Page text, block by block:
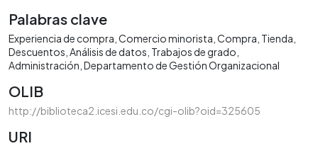
Palabras clave
Experiencia de compra Comercio minorista Compra Tienda
Descuentos Análisis de datos Trabajos de grado
Administración Departamento de Gestión Organizacional
OLIB
http://biblioteca2.icesi.edu.co/cgi-olib?oid=325605
URI